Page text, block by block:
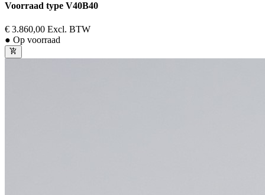
Voorraad type V40B40
€ 3.860,00 Excl. BTW
● Op voorraad